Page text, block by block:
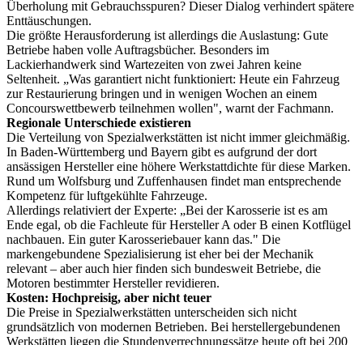
Überholung mit Gebrauchsspuren? Dieser Dialog verhindert spätere
Enttäuschungen.
Die größte Herausforderung ist allerdings die Auslastung: Gute
Betriebe haben volle Auftragsbücher. Besonders im
Lackierhandwerk sind Wartezeiten von zwei Jahren keine
Seltenheit. „Was garantiert nicht funktioniert: Heute ein Fahrzeug
zur Restaurierung bringen und in wenigen Wochen an einem
Concourswettbewerb teilnehmen wollen", warnt der Fachmann.
Regionale Unterschiede existieren
Die Verteilung von Spezialwerkstätten ist nicht immer gleichmäßig.
In Baden-Württemberg und Bayern gibt es aufgrund der dort
ansässigen Hersteller eine höhere Werkstattdichte für diese Marken.
Rund um Wolfsburg und Zuffenhausen findet man entsprechende
Kompetenz für luftgekühlte Fahrzeuge.
Allerdings relativiert der Experte: „Bei der Karosserie ist es am
Ende egal, ob die Fachleute für Hersteller A oder B einen Kotflügel
nachbauen. Ein guter Karosseriebauer kann das." Die
markengebundene Spezialisierung ist eher bei der Mechanik
relevant – aber auch hier finden sich bundesweit Betriebe, die
Motoren bestimmter Hersteller revidieren.
Kosten: Hochpreisig, aber nicht teuer
Die Preise in Spezialwerkstätten unterscheiden sich nicht
grundsätzlich von modernen Betrieben. Bei herstellergebundenen
Werkstätten liegen die Stundenverrechnungssätze heute oft bei 200